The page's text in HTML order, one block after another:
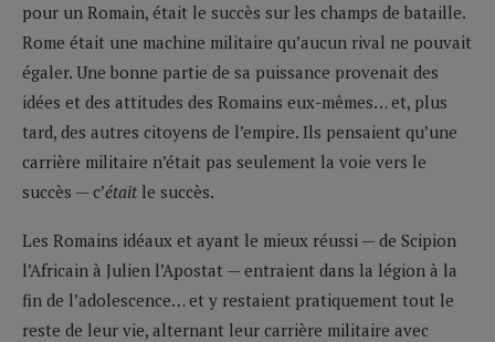
pour un Romain, était le succès sur les champs de bataille.
Rome était une machine militaire qu’aucun rival ne pouvait
égaler. Une bonne partie de sa puissance provenait des
idées et des attitudes des Romains eux-mêmes… et, plus
tard, des autres citoyens de l’empire. Ils pensaient qu’une
carrière militaire n’était pas seulement la voie vers le
succès — c’était le succès.
Les Romains idéaux et ayant le mieux réussi — de Scipion
l’Africain à Julien l’Apostat — entraient dans la légion à la
fin de l’adolescence… et y restaient pratiquement tout le
reste de leur vie, alternant leur carrière militaire avec